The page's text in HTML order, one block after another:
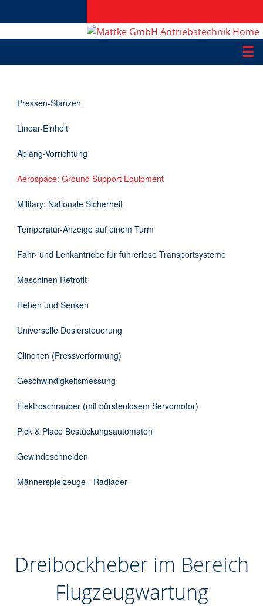
☰
Applikationen
Informationen
Downloads
Kontakt
Pressen-Stanzen
Linear-Einheit
Abläng-Vorrichtung
Aerospace: Ground Support Equipment
Military: Nationale Sicherheit
Temperatur-Anzeige auf einem Turm
Fahr- und Lenkantriebe für führerlose Transportsysteme
Maschinen Retrofit
Heben und Senken
Universelle Dosiersteuerung
Clinchen (Pressverformung)
Geschwindigkeitsmessung
Elektroschrauber (mit bürstenlosem Servomotor)
Pick & Place Bestückungsautomaten
Gewindeschneiden
Männerspielzeuge - Radlader
Dreibockheber im Bereich
Flugzeugwartung